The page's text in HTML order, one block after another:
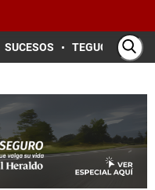
SUCESOS TEGUCIGALPA